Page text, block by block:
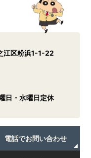
江区粉浜1-1-22
日・水曜日定休
電話でお問い合わせ